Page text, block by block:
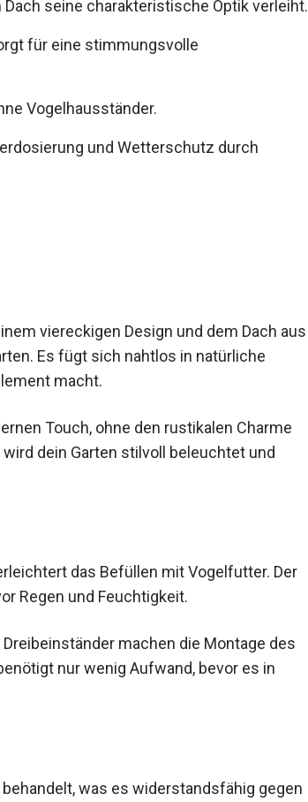
seine charakteristische Optik verleiht.
für eine stimmungsvolle
Vogelhausständer.
und Wetterschutz durch
viereckigen Design und dem Dach aus
Es fügt sich nahtlos in natürliche
macht.
Touch, ohne den rustikalen Charme
dein Garten stilvoll beleuchtet und
das Befüllen mit Vogelfutter. Der
Regen und Feuchtigkeit.
machen die Montage des
nur wenig Aufwand, bevor es in
was es widerstandsfähig gegen